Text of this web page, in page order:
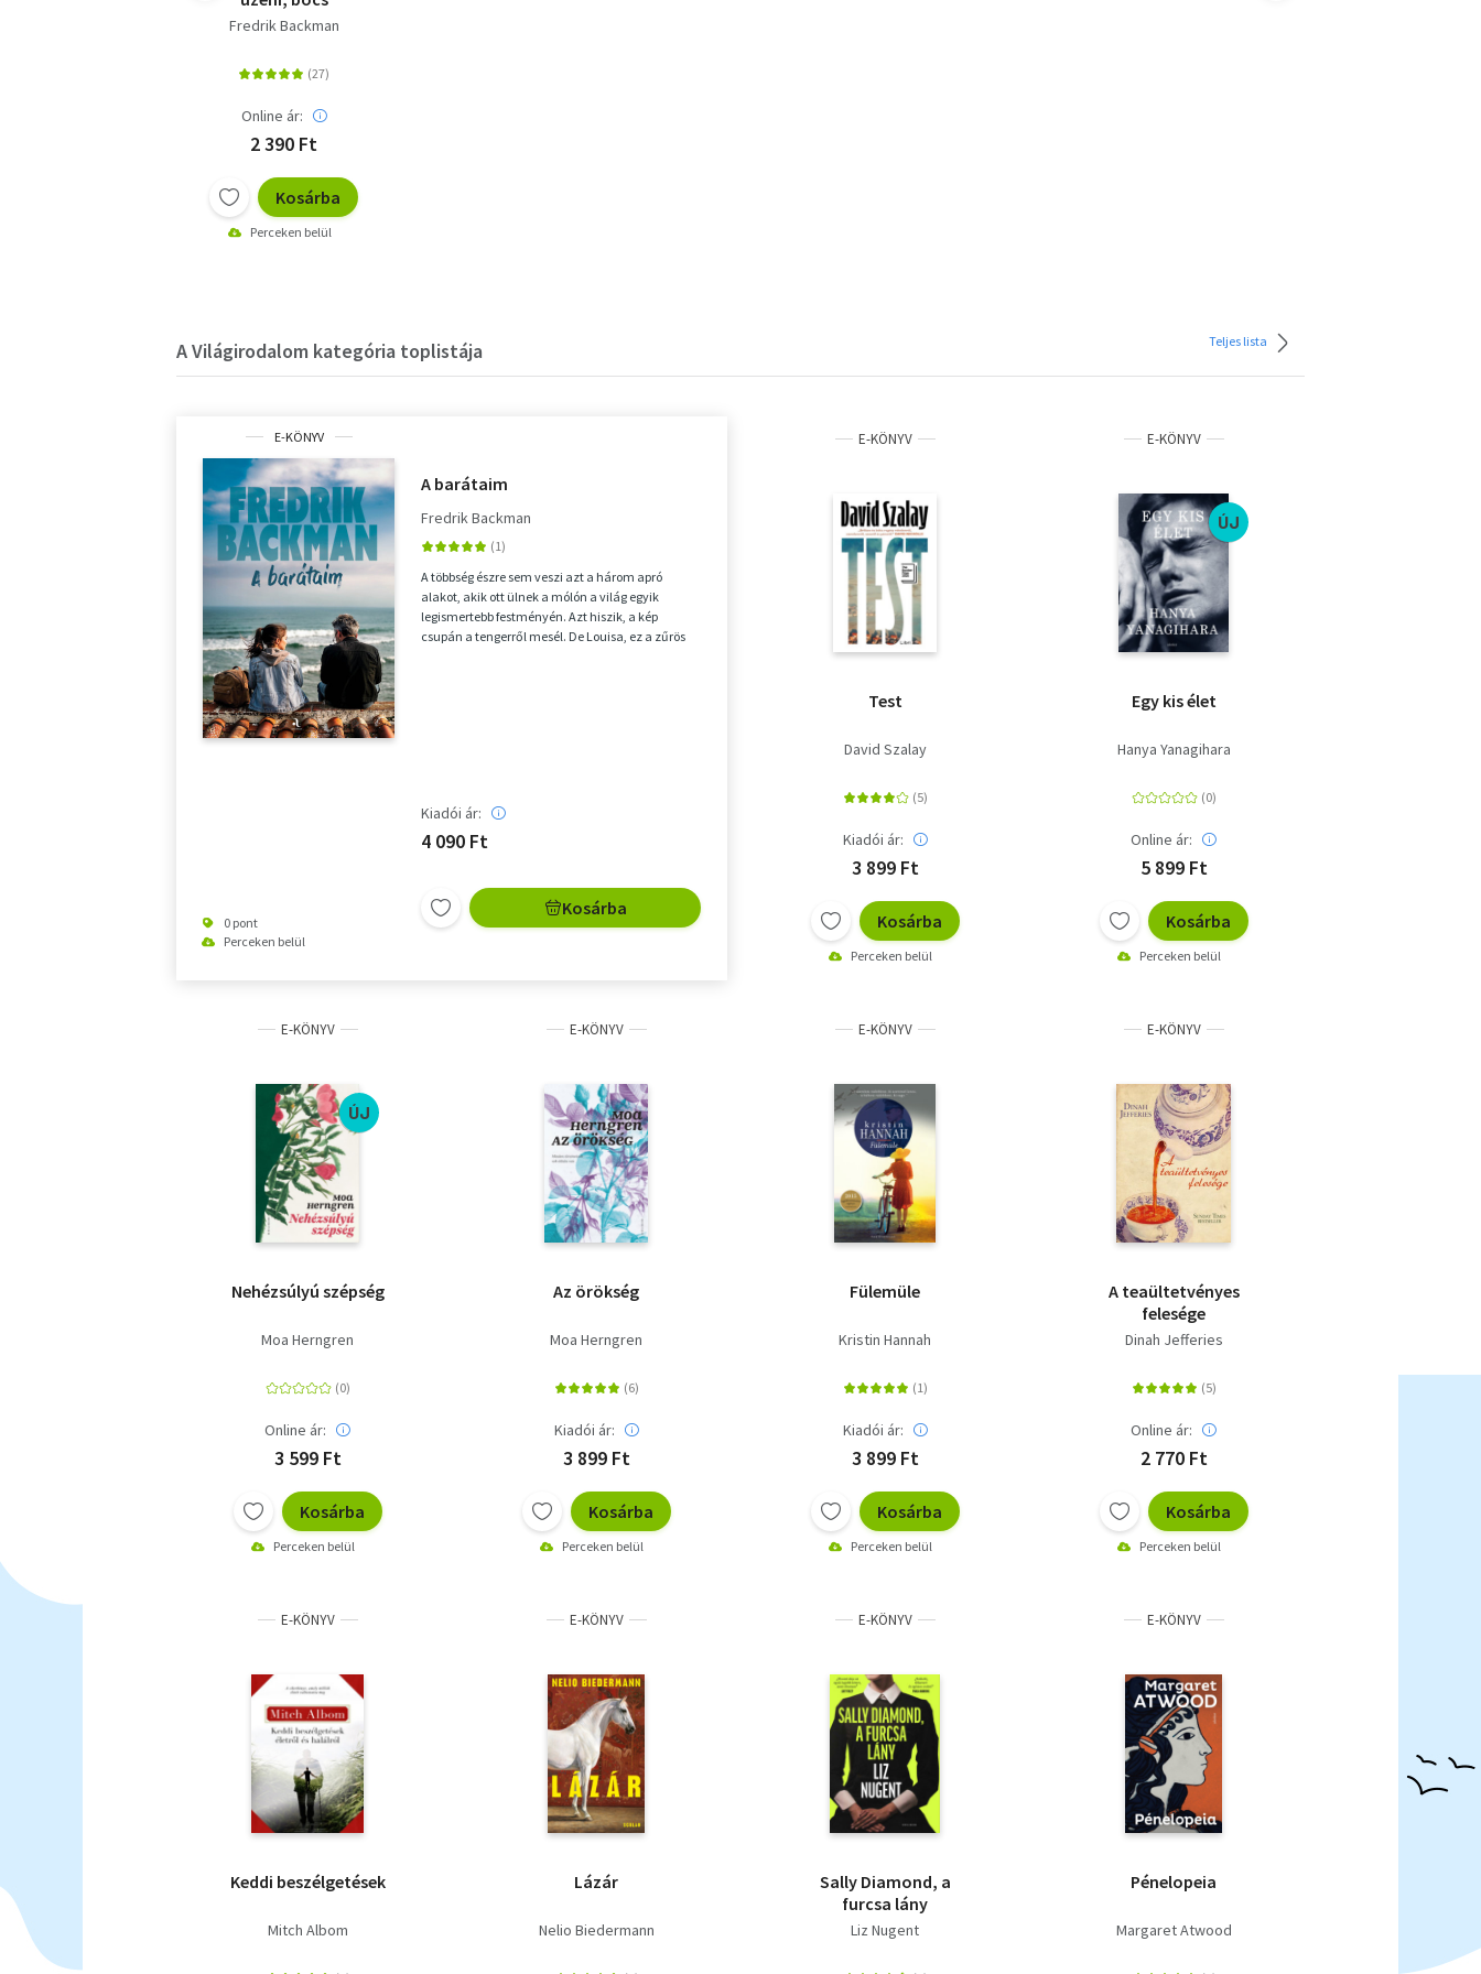
Fredrik Backman
Online ár:
2 390 Ft
Kosárba
Perceken belül
A Világirodalom kategória toplistája Teljes lista
E-KÖNYV
0 pont
Perceken belül
A barátaim
Fredrik Backman
A többség észre sem veszi azt a három apró
alakot, akik ott ülnek a mólón a világ egyik
legismertebb festményén. Azt hiszik, a kép
csupán a tengerről mesél. De Louisa, ez a zűrös
Kiadói ár:
4 090 Ft
Kosárba
E-KÖNYV
Test
David Szalay
Kiadói ár:
3 899 Ft
Kosárba
Perceken belül
E-KÖNYV
ÚJ
Egy kis élet
Hanya Yanagihara
Online ár:
5 899 Ft
Kosárba
Perceken belül
E-KÖNYV
ÚJ
Nehézsúlyú szépség
Moa Herngren
Online ár:
3 599 Ft
Kosárba
Perceken belül
E-KÖNYV
Az örökség
Moa Herngren
Kiadói ár:
3 899 Ft
Kosárba
Perceken belül
E-KÖNYV
Fülemüle
Kristin Hannah
Kiadói ár:
3 899 Ft
Kosárba
Perceken belül
E-KÖNYV
A teaültetvényes
felesége
Dinah Jefferies
Online ár:
2 770 Ft
Kosárba
Perceken belül
E-KÖNYV
Keddi beszélgetések
Mitch Albom
E-KÖNYV
Lázár
Nelio Biedermann
E-KÖNYV
Sally Diamond, a
furcsa lány
Liz Nugent
E-KÖNYV
Pénelopeia
Margaret Atwood